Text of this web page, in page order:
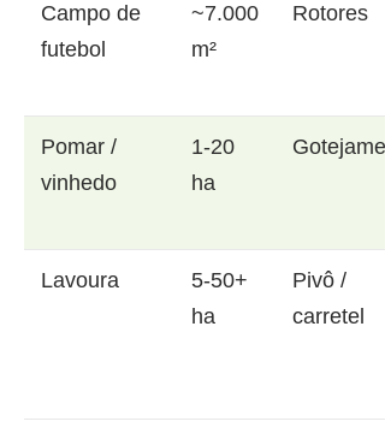
Campo de
futebol
~7.000
m²
Rotores
Pomar /
vinhedo
1-20
ha
Lavoura
5-50+
ha
Pivô /
carretel